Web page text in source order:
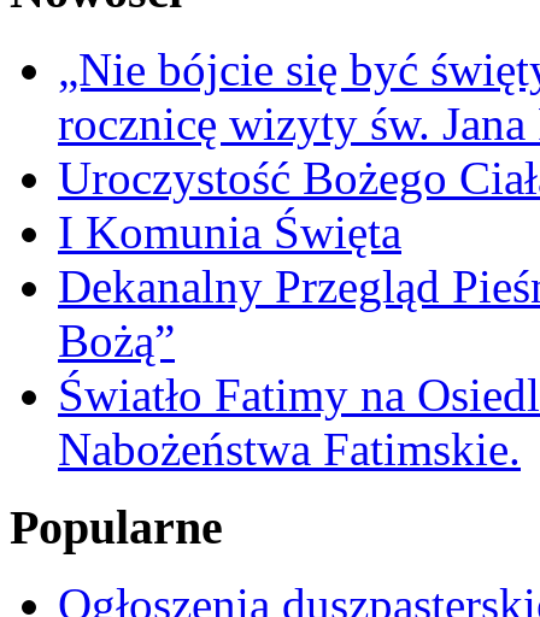
„Nie bójcie się być
rocznicę wizyty św.
Uroczystość Bożego
I Komunia Święta
Dekanalny Przegląd
Bożą”
Światło Fatimy na
Nabożeństwa Fatimskie.
Popularne
Ogłoszenia